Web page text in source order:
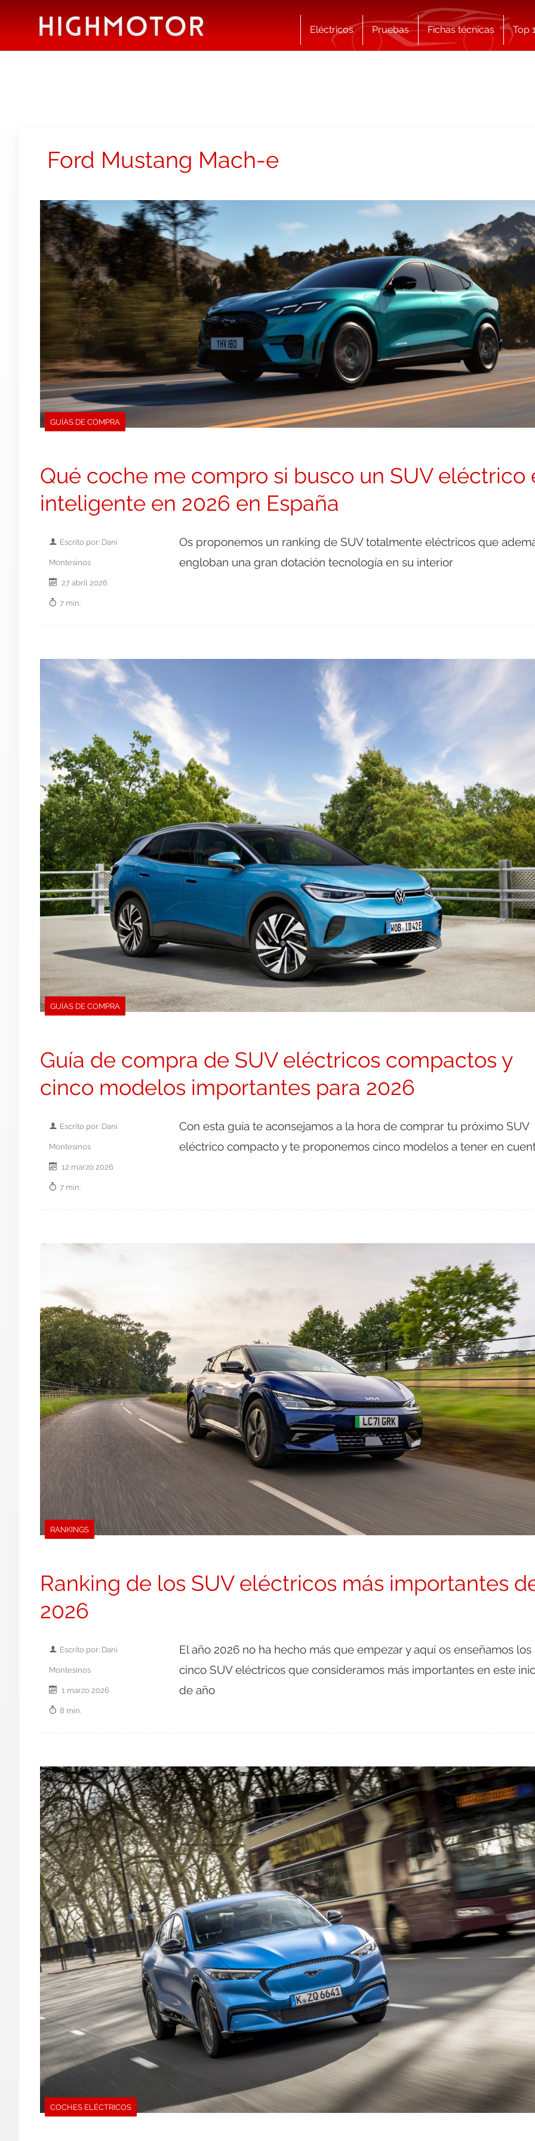
Eléctricos Pruebas Fichas técnicas Top
Ford Mustang Mach-e
GUÍAS DE COMPRA
Qué coche me compro si busco un SUV eléctrico
inteligente en 2026 en España
Escrito por: Dani
Montesinos
27 abril 2026
7 min.
Os proponemos un ranking de SUV totalmente eléctricos que
engloban una gran dotación tecnología en su interior
GUÍAS DE COMPRA
Guía de compra de SUV eléctricos compactos y
cinco modelos importantes para 2026
Escrito por: Dani
Montesinos
12 marzo 2026
7 min.
Con esta guía te aconsejamos a la hora de comprar tu próximo SUV
eléctrico compacto y te proponemos cinco modelos a tener en
RANKINGS
Ranking de los SUV eléctricos más importantes
2026
Escrito por: Dani
Montesinos
1 marzo 2026
8 min.
El año 2026 no ha hecho más que empezar y aquí os enseñamos los
cinco SUV eléctricos que consideramos más importantes en este
de año
COCHES ELÉCTRICOS